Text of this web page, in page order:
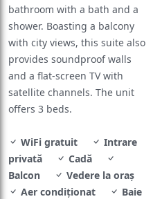
bathroom with a bath and a
shower. Boasting a balcony
with city views, this suite also
provides soundproof walls
and a flat-screen TV with
satellite channels. The unit
offers 3 beds.
WiFi gratuit
Intrare
privată
Cadă
Balcon
Vedere la oraș
Aer condiționat
Baie